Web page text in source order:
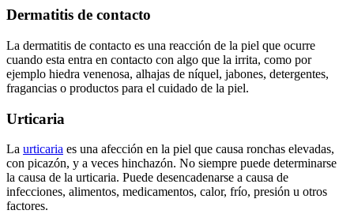
Dermatitis de contacto
La dermatitis de contacto es una reacción de la piel que ocurre
cuando esta entra en contacto con algo que la irrita, como por
ejemplo hiedra venenosa, alhajas de níquel, jabones, detergentes,
fragancias o productos para el cuidado de la piel.
Urticaria
La urticaria es una afección en la piel que causa ronchas elevadas,
con picazón, y a veces hinchazón. No siempre puede determinarse
la causa de la urticaria. Puede desencadenarse a causa de
infecciones, alimentos, medicamentos, calor, frío, presión u otros
factores.